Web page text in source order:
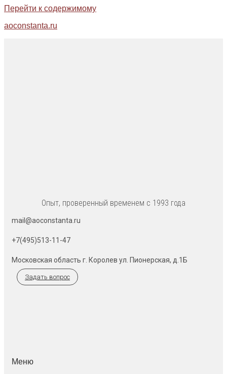
Перейти к содержимому
aoconstanta.ru
Опыт, проверенный временем с 1993 года
mail@aoconstanta.ru
+7(495)513-11-47
Московская область г. Королев ул. Пионерская, д.1Б
Задать вопрос
Меню